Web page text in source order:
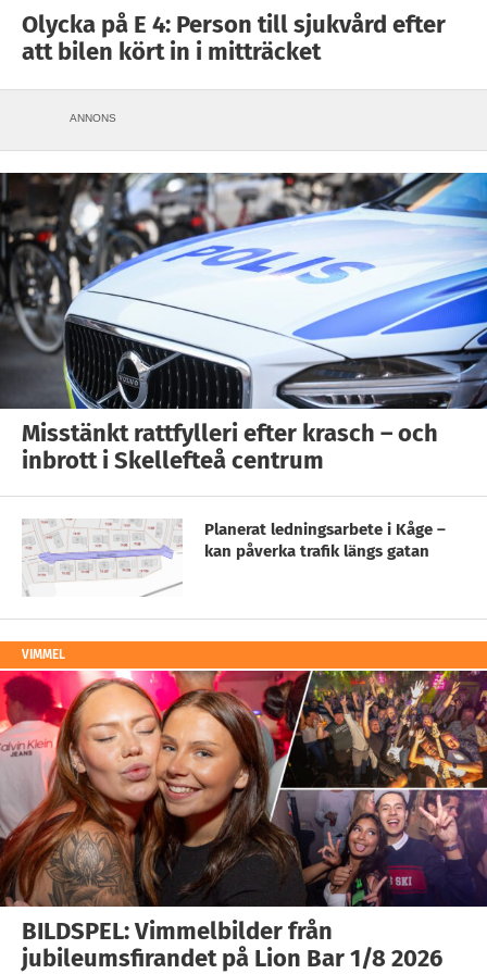
Olycka på E 4: Person till sjukvård efter
att bilen kört in i mitträcket
ANNONS
Misstänkt rattfylleri efter krasch – och
inbrott i Skellefteå centrum
Planerat ledningsarbete i Kåge –
kan påverka trafik längs gatan
VIMMEL
BILDSPEL: Vimmelbilder från
jubileumsfirandet på Lion Bar 1/8 2026